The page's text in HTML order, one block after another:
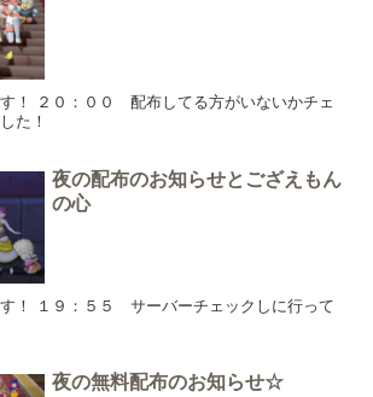
！ ２０：００ 配布してる方がいないかチェ
た！
夜の配布のお知らせとござえもん
の心
！ １９：５５ サーバーチェックしに行って
夜の無料配布のお知らせ☆